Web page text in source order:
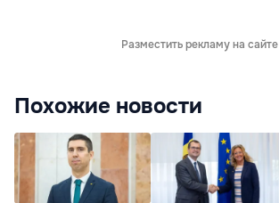
Разместить рекламу на сайте
Похожие новости